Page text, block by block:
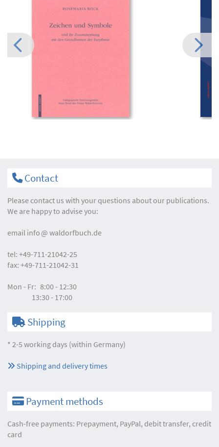
Contact
Please contact us with your questions about our publications.
We are happy to advise you:
email info waldorfbuch.de
tel: +49-711-21042-25
fax: +49-711-21042-31
Mon - Fr: 8:00 - 12:30
13:30 - 17:00
Shipping
* 2-5 working days (within Germany)
Shipping and delivery times
Payment methods
Cash-free payments: Prepayment, PayPal, debit transfer, credit
card